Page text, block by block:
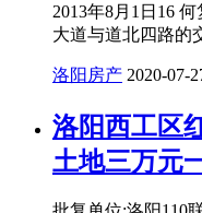
2013年8月1日16
大道与道北四路的
洛阳房产 2020-07-
洛阳西工区
土地三万元